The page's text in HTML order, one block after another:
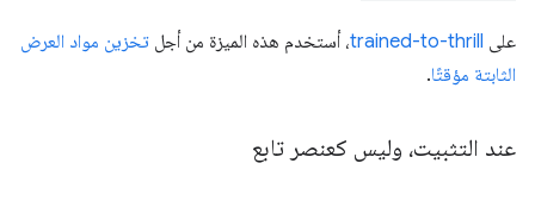
على trained-to-thrill، أستخدم هذه الميزة من أجل تخزين مواد العرض
الثابتة مؤقتًا.
عند التثبيت، وليس كعنصر تابع